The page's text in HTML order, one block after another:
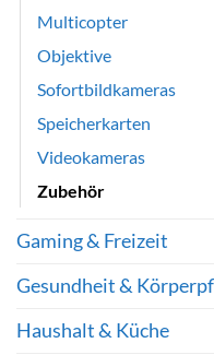
Multicopter
Objektive
Sofortbildkameras
Speicherkarten
Videokameras
Zubehör
Gaming & Freizeit
Gesundheit &
Haushalt & Küche